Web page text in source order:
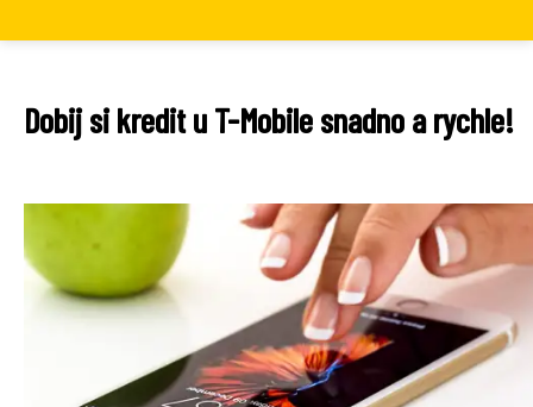
Dobij si kredit u T-Mobile snadno a rychle!